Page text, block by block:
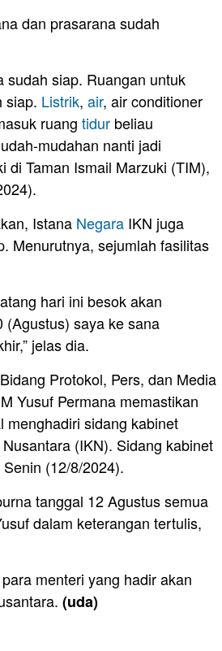
dan prasarana sudah
sudah siap. Ruangan untuk
siap. Listrik, air, air conditioner
ruang tidur beliau
mudahan nanti jadi
di Taman Ismail Marzuki (TIM),
Istana Negara IKN juga
Menurutnya, sejumlah fasilitas
hari ini besok akan
(Agustus) saya ke sana
jelas dia.
Protokol, Pers, dan Media
Yusuf Permana memastikan
menghadiri sidang kabinet
(IKN). Sidang kabinet
(12/8/2024).
tanggal 12 Agustus semua
dalam keterangan tertulis,
menteri yang hadir akan
(uda)